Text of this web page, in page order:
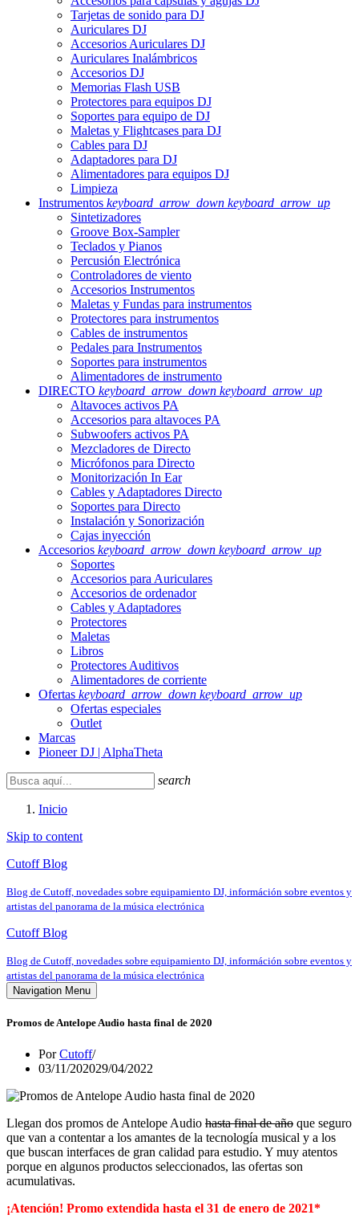
Tarjetas de sonido para DJ
Auriculares DJ
Accesorios Auriculares DJ
Auriculares Inalámbricos
Accesorios DJ
Memorias Flash USB
Protectores para equipos DJ
Soportes para equipo de DJ
Maletas y Flightcases para DJ
Cables para DJ
Adaptadores para DJ
Alimentadores para equipos DJ
Limpieza
Instrumentos keyboard_arrow_down keyboard_arrow_up
Sintetizadores
Groove Box-Sampler
Teclados y Pianos
Percusión Electrónica
Controladores de viento
Accesorios Instrumentos
Maletas y Fundas para instrumentos
Protectores para instrumentos
Cables de instrumentos
Pedales para Instrumentos
Soportes para instrumentos
Alimentadores de instrumento
DIRECTO keyboard_arrow_down keyboard_arrow_up
Altavoces activos PA
Accesorios para altavoces PA
Subwoofers activos PA
Mezcladores de Directo
Micrófonos para Directo
Monitorización In Ear
Cables y Adaptadores Directo
Soportes para Directo
Instalación y Sonorización
Cajas inyección
Accesorios keyboard_arrow_down keyboard_arrow_up
Soportes
Accesorios para Auriculares
Accesorios de ordenador
Cables y Adaptadores
Protectores
Maletas
Libros
Protectores Auditivos
Alimentadores de corriente
Ofertas keyboard_arrow_down keyboard_arrow_up
Ofertas especiales
Outlet
Marcas
Pioneer DJ | AlphaTheta
search
Inicio
Skip to content
Cutoff Blog
Blog de Cutoff, novedades sobre equipamiento DJ, információn sobre eventos y
artistas del panorama de la música electrónica
Cutoff Blog
Blog de Cutoff, novedades sobre equipamiento DJ, információn sobre eventos y
artistas del panorama de la música electrónica
Navigation Menu
Promos de Antelope Audio hasta final de 2020
PorCutoff
03/11/202029/04/2022
Llegan dos promos de Antelope Audio hasta final de año que seguro
que van a contentar a los amantes de la tecnología musical y a los
que buscan interfaces de gran calidad para estudio. Y muy atentos
porque en algunos productos seleccionados, las ofertas son
acumulativas.
¡Atención! Promo extendida hasta el 31 de enero de 2021*